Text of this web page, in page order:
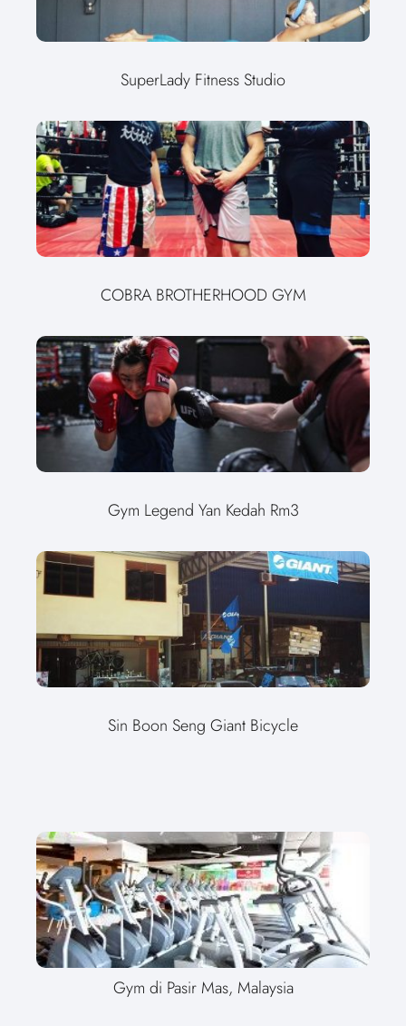
SuperLady Fitness Studio
COBRA BROTHERHOOD GYM
Gym Legend Yan Kedah Rm3
Sin Boon Seng Giant Bicycle
Gym di Pasir Mas, Malaysia